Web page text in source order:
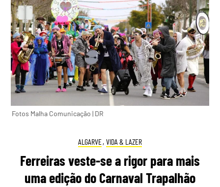
Fotos Malha Comunicação | DR
ALGARVE, VIDA & LAZER
Ferreiras veste-se a rigor para mais
uma edição do Carnaval Trapalhão